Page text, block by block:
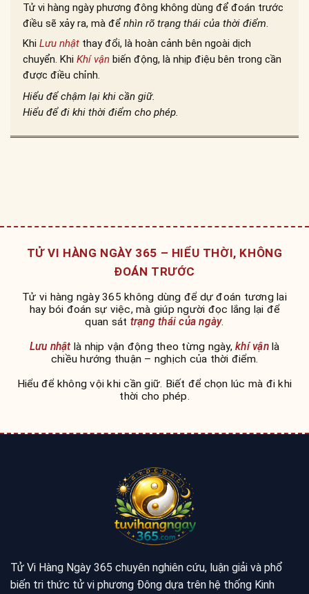
Tử vi hàng ngày phương đông không dùng để đoán trước
điều sẽ xảy ra, mà đểnhìn rõ trạng thái của thời điểm
Khi Lưu nhật thay đổi, là hoàn cảnh bên ngoài dịch
chuyển. Khi Khí vận biến động, là nhịp điệu bên trong cần
được điều chỉnh.
Hiểu để chậm lại khi cần giữ.
Hiểu để đi khi thời điểm cho phép.
TỬ VI HÀNG NGÀY 365 – HIỂU THỜI, KHÔNG
ĐOÁN TRƯỚC
Tử vi hàng ngày 365 không dùng để dự đoán tương lai
hay bói đoán sự việc, mà giúp người đọc lắng lại để
quan sát trạng thái của ngày.
Lưu nhậtlà nhịp vận động theo từng ngày, khí vậnlà
chiều hướng thuận – nghịch của thời điểm.
Hiểu để không vội khi cần giữ. Biết để chọn lúc mà đi khi
thời cho phép.
Tử Vi Hàng Ngày 365 chuyên nghiên cứu, luận giải và phổ
biến tri thức tử vi phương Đông dựa trên hệ thống Kinh